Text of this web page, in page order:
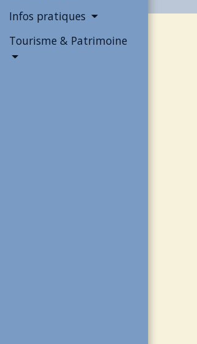
Infos pratiques
Tourisme & Patrimoine